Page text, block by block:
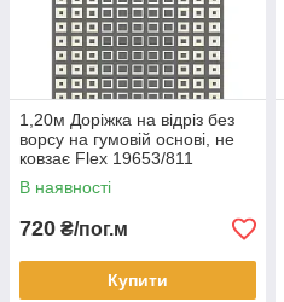
1,20м Доріжка на відріз без
ворсу на гумовій основі, не
ковзає Flex 19653/811
В наявності
720 ₴/пог.м
Купити